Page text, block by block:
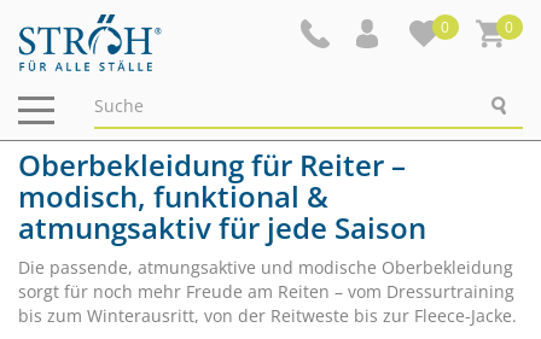
0 0
Navigation
ein-/ausblenden
Oberbekleidung für Reiter –
modisch, funktional &
atmungsaktiv für jede Saison
Die passende, atmungsaktive und modische Oberbekleidung
sorgt für noch mehr Freude am Reiten – vom Dressurtraining
bis zum Winterausritt, von der Reitweste bis zur Fleece-Jacke.